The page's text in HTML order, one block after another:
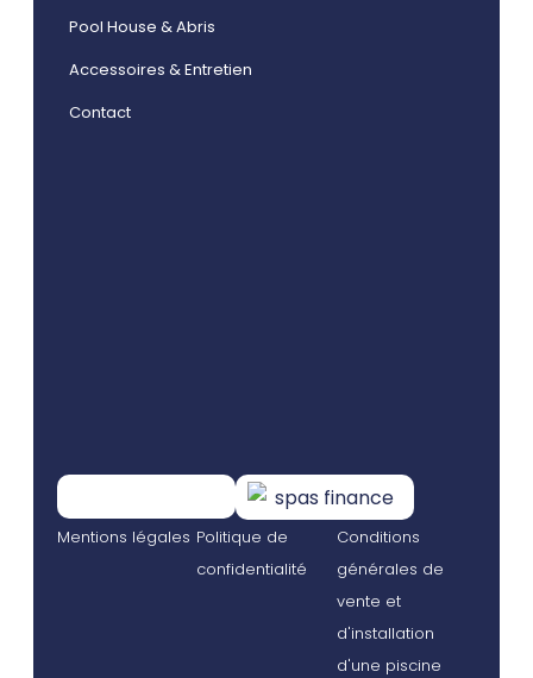
Pool House & Abris
Accessoires & Entretien
Contact
Mentions légales Politique de
confidentialité
Conditions
générales de
vente et
d'installation
d'une piscine